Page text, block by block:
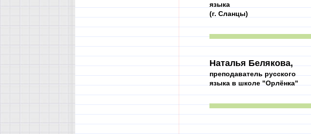
языка
(г. Сланцы)
Наталья Белякова,
преподаватель русского
языка в школе "Орлёнка"